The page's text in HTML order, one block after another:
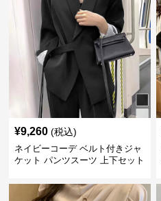
¥9,260 (税込)
ネイビーコーデ ベルト付きジャ
ケット パンツスーツ 上下セット